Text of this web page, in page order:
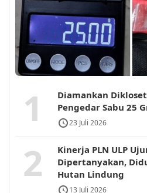
1
Diamankan
Pengedar Sabu 25
23 Juli 2026
2
Kinerja PLN ULP
Dipertanyakan,
Hutan Lindung
13 Juli 2026